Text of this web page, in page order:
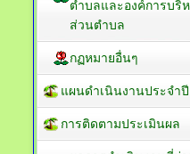
ตำบลและองค์การบริ
ส่วนตำบล
กฏหมายอื่นๆ
แผนดำเนินงานประจำปี
การติดตามประเมินผล